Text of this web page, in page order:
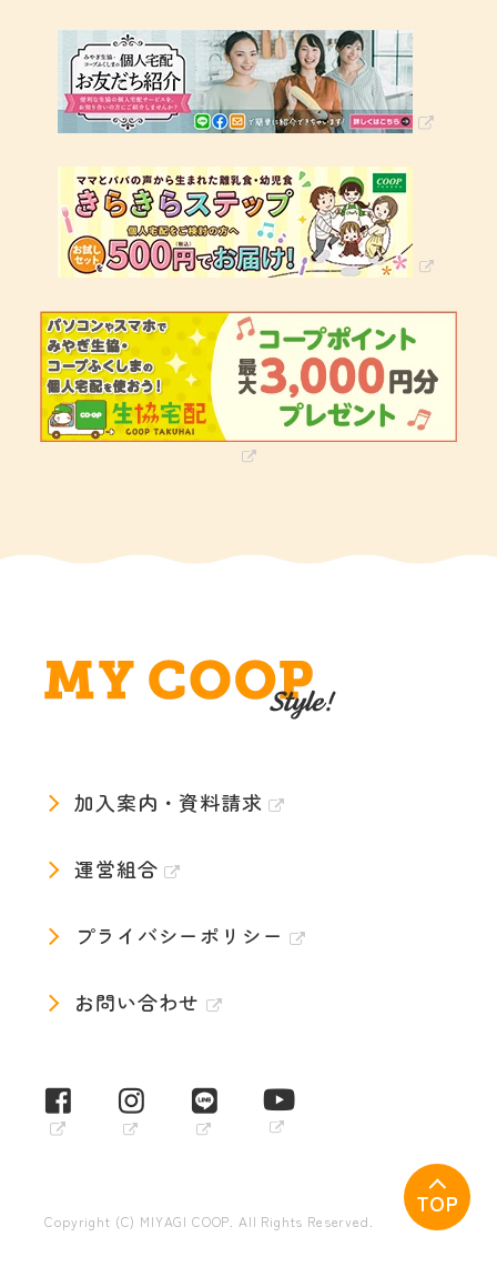
TOP
加入案内・資料請求
運営組合
プライバシーポリシー
お問い合わせ
Copyright (C) MIYAGI COOP. All Rights Reserved.